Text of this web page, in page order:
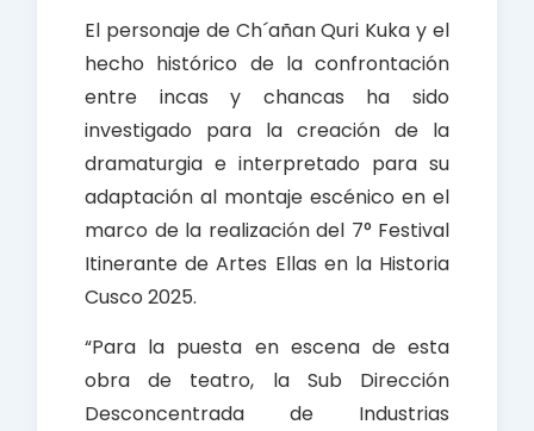
El personaje de Ch´añan Quri Kuka y el
hecho histórico de la confrontación
entre incas y chancas ha sido
investigado para la creación de la
dramaturgia e interpretado para su
adaptación al montaje escénico en el
marco de la realización del 7° Festival
Itinerante de Artes Ellas en la Historia
Cusco 2025.
“Para la puesta en escena de esta
obra de teatro, la Sub Dirección
Desconcentrada de Industrias